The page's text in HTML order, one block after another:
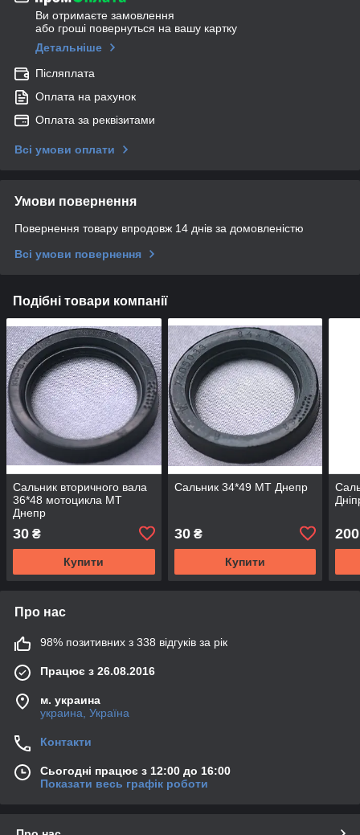
Ви отримаєте замовлення
або гроші повернуться на вашу картку
Детальніше
Післяплата
Оплата на рахунок
Оплата за реквізитами
Всі умови оплати
Умови повернення
Повернення товару впродовж 14 днів за домовленістю
Всі умови повернення
Подібні товари компанії
Сальник вторичного вала
36*48 мотоцикла МТ
Днепр
30 ₴
Купити
Сальник 34*49 МТ Днепр
30₴
Купити
200
Про нас
98% позитивних з 338 відгуків за рік
Працює з 26.08.2016
м. украина
украина, Україна
Контакти
Сьогодні працює з 12:00 до 16:00
Показати весь графік роботи